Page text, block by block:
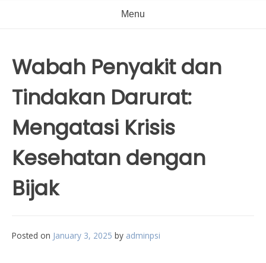
Menu
Wabah Penyakit dan
Tindakan Darurat:
Mengatasi Krisis
Kesehatan dengan
Bijak
Posted on January 3, 2025 by adminpsi